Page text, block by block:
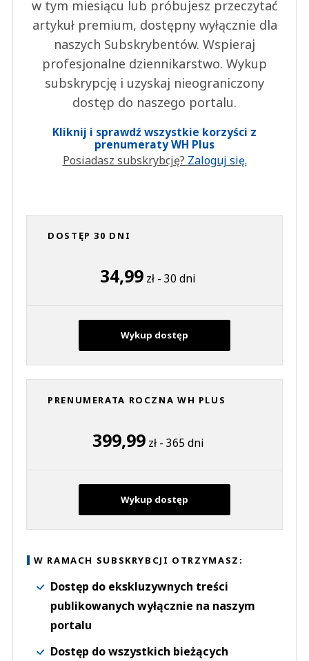
w tym miesiącu lub próbujesz przeczytać
artykuł premium, dostępny wyłącznie dla
naszych Subskrybentów. Wspieraj
profesjonalne dziennikarstwo. Wykup
subskrypcję i uzyskaj nieograniczony
dostęp do naszego portalu.
Kliknij i sprawdź wszystkie korzyści z
prenumeraty WH Plus
Posiadasz subskrybcję? Zaloguj się.
DOSTĘP 30 DNI
34,99 zł - 30 dni
Wykup dostęp
PRENUMERATA ROCZNA WH PLUS
399,99zł - 365 dni
Wykup dostęp
W RAMACH SUBSKRYBCJI OTRZYMASZ:
Dostęp do ekskluzywnych treści
publikowanych wyłącznie na naszym
portalu
Dostęp do wszystkich bieżących